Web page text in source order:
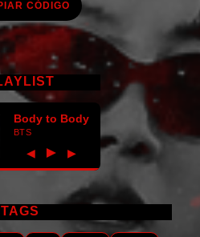
CÓDIGO
Body to Body
BTS
◀ ► ▶
TAGS